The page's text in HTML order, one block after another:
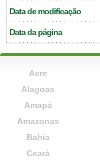
Data de modificação
Data da página
Acre
Alagoas
Amapá
Amazonas
Bahia
Ceará